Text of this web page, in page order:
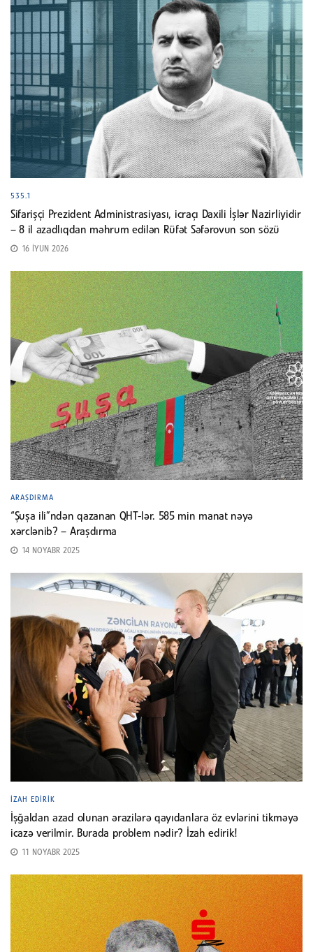
535.1
Sifarişçi Prezident Administrasiyası, icraçı Daxili İşlər Nazirliyidir
– 8 il azadlıqdan məhrum edilən Rüfət Səfərovun son sözü
16 İYUN 2026
ARAŞDIRMA
“Şuşa ili”ndən qazanan QHT-lər. 585 min manat nəyə
xərclənib? – Araşdırma
14 NOYABR 2025
İZAH EDIRIK
İşğaldan azad olunan ərazilərə qayıdanlara öz evlərini tikməyə
icazə verilmir. Burada problem nədir? İzah edirik!
11 NOYABR 2025